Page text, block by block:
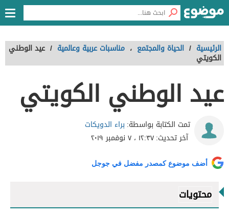
الرئيسية / الحياة والمجتمع ، مناسبات عربية وعالمية / عيد الوطني
الكويتي
عيد الوطني الكويتي
تمت الكتابة بواسطة: براء الدويكات
آخر تحديث:١٢:٣٧ ، ٧ نوفمبر ٢٠١٩
أضف موضوع كمصدر مفضل في جوجل
محتويات